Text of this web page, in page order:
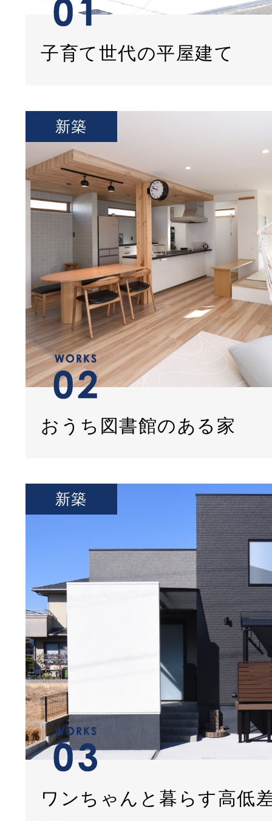
子育て世代の平屋建て
おうち図書館のある家
新築
ワンちゃんと暮らす高低
新築